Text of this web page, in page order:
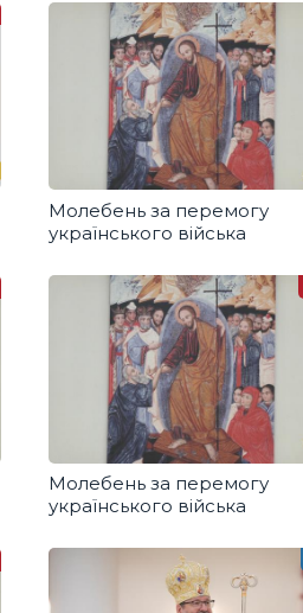
Молебень за перемогу
українського війська
Молебень за перемогу
українського війська